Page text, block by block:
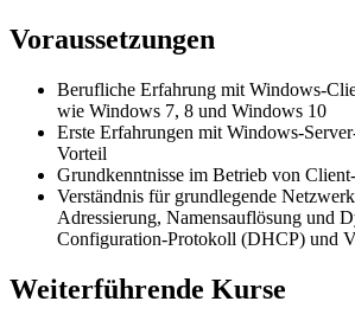
Voraussetzungen
Berufliche Erfahrung mit Windows-
wie Windows 7, 8 und Windows 10
Erste Erfahrungen mit Windows-
Vorteil
Grundkenntnisse im Betrieb von
Verständnis für grundlegende
Adressierung, Namensauflösung und
Configuration-Protokoll (DHCP) und
Weiterführende Kurse